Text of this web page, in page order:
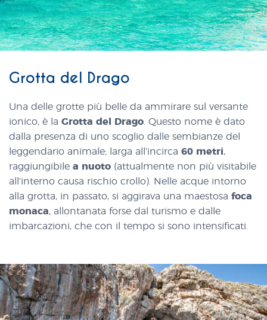
Grotta del Drago
Una delle grotte più belle da ammirare sul versante
ionico, è la Grotta del Drago . Questo nome è dato
dalla presenza di uno scoglio dalle sembianze del
leggendario animale; larga all’incirca 60 metri,
raggiungibile a nuoto (attualmente non più visitabile
all’interno causa rischio crollo). Nelle acque intorno
alla grotta, in passato, si aggirava una maestosa foca
monaca, allontanata forse dal turismo e dalle
imbarcazioni, che con il tempo si sono intensificati.